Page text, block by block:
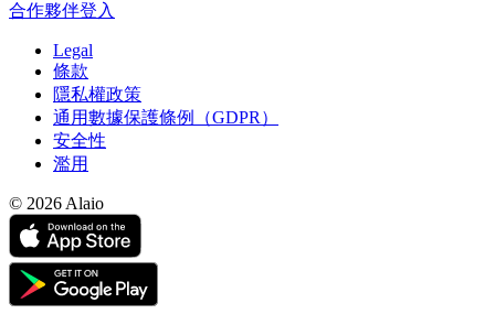
合作夥伴登入
Legal
條款
隱私權政策
通用數據保護條例（GDPR）
安全性
濫用
© 2026 Alaio